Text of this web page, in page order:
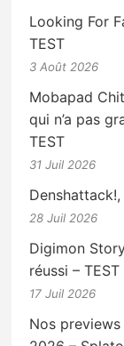
Looking For
TEST
3 Août 2026
Mobapad
qui n’a pas
TEST
31 Juil 2026
28 Juil 2026
Digimon
réussi – TEST
17 Juil 2026
Nos